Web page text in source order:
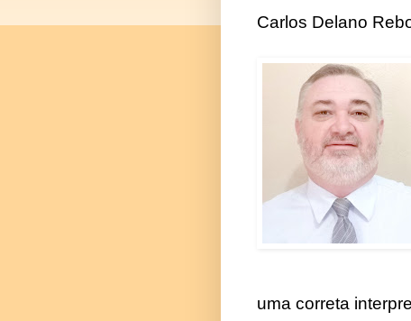
Carlos Delano
uma correta